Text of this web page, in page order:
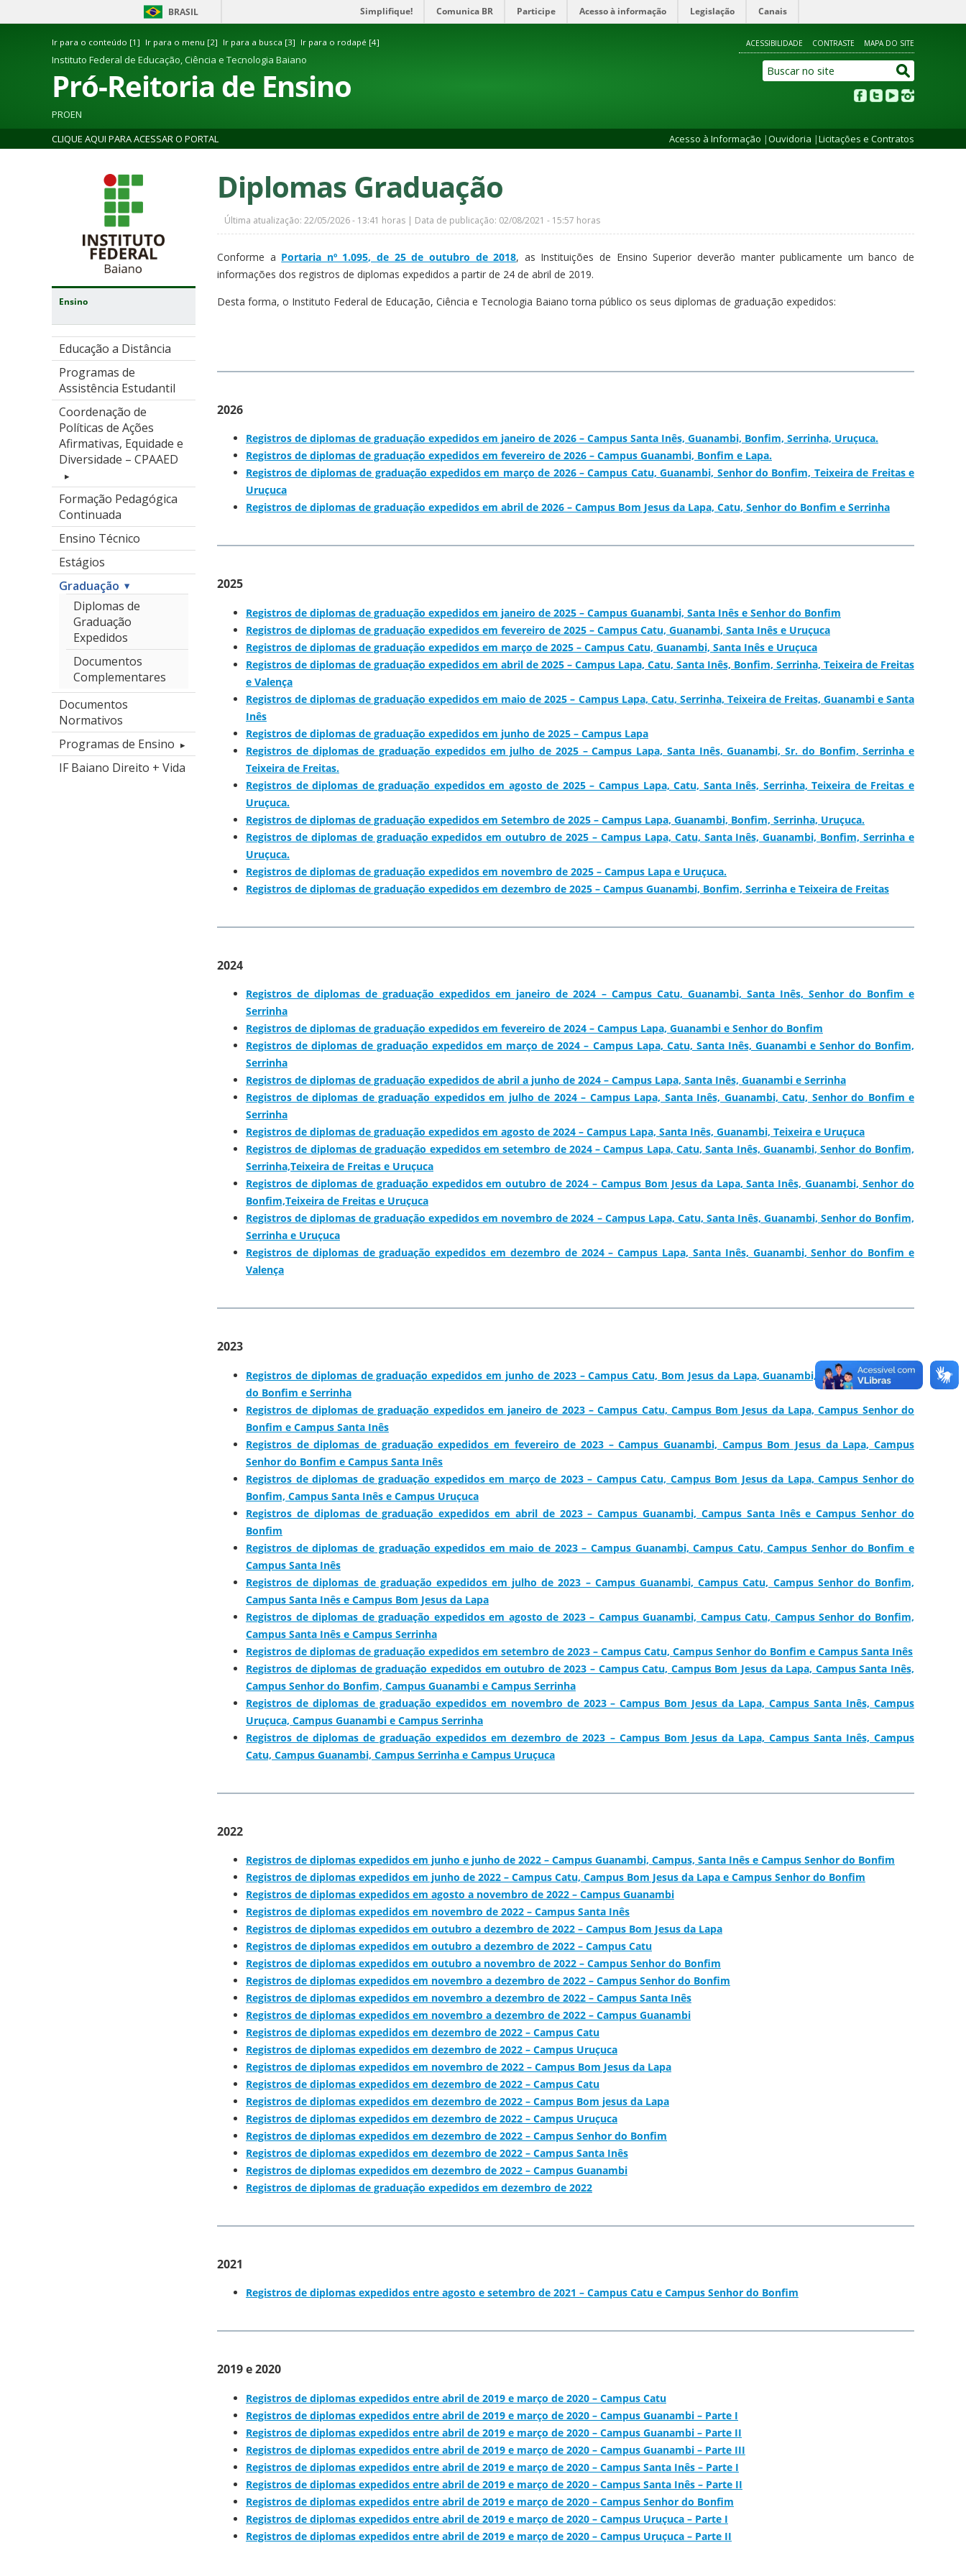
BRASIL Simplifique! Comunica BR Participe Acesso à informação Legislação Canais
Ir para o conteúdo [1] Ir para o menu [2] Ir para a busca [3] Ir para o rodapé [4] ACESSIBILIDADE CONTRASTE MAPA DO SITE
Instituto Federal de Educação, Ciência e Tecnologia Baiano
Pró-Reitoria de Ensino
PROEN
CLIQUE AQUI PARA ACESSAR O PORTAL
Acesso à Informação |Ouvidoria |Licitações e Contratos
Ensino
Educação a Distância
Programas de
Assistência Estudantil
Coordenação de
Políticas de Ações
Afirmativas, Equidade e
Diversidade – CPAAED
Formação Pedagógica
Continuada
Ensino Técnico
Estágios
Graduação
Diplomas de
Graduação
Expedidos
Documentos
Complementares
Documentos
Normativos
Programas de Ensino
IF Baiano Direito + Vida
Diplomas Graduação
Última atualização: 22/05/2026 - 13:41 horas | Data de publicação: 02/08/2021 - 15:57 horas
Conforme a Portaria nº 1.095, de 25 de outubro de 2018, as Instituições de Ensino Superior deverão manter publicamente um banco de
informações dos registros de diplomas expedidos a partir de 24 de abril de 2019.
Desta forma, o Instituto Federal de Educação, Ciência e Tecnologia Baiano torna público os seus diplomas de graduação expedidos:
2026
Registros de diplomas de graduação expedidos em janeiro de 2026 – Campus Santa Inês, Guanambi, Bonfim, Serrinha, Uruçuca.
Registros de diplomas de graduação expedidos em fevereiro de 2026 – Campus Guanambi, Bonfim e Lapa.
Registros de diplomas de graduação expedidos em março de 2026 – Campus Catu, Guanambi, Senhor do Bonfim, Teixeira de Freitas e
Uruçuca
Registros de diplomas de graduação expedidos em abril de 2026 – Campus Bom Jesus da Lapa, Catu, Senhor do Bonfim e Serrinha
2025
Registros de diplomas de graduação expedidos em janeiro de 2025 – Campus Guanambi, Santa Inês e Senhor do Bonfim
Registros de diplomas de graduação expedidos em fevereiro de 2025 – Campus Catu, Guanambi, Santa Inês e Uruçuca
Registros de diplomas de graduação expedidos em março de 2025 – Campus Catu, Guanambi, Santa Inês e Uruçuca
Registros de diplomas de graduação expedidos em abril de 2025 – Campus Lapa, Catu, Santa Inês, Bonfim, Serrinha, Teixeira de Freitas
e Valença
Registros de diplomas de graduação expedidos em maio de 2025 – Campus Lapa, Catu, Serrinha, Teixeira de Freitas, Guanambi e Santa
Inês
Registros de diplomas de graduação expedidos em junho de 2025 – Campus Lapa
Registros de diplomas de graduação expedidos em julho de 2025 – Campus Lapa, Santa Inês, Guanambi, Sr. do Bonfim, Serrinha e
Teixeira de Freitas.
Registros de diplomas de graduação expedidos em agosto de 2025 – Campus Lapa, Catu, Santa Inês, Serrinha, Teixeira de Freitas e
Uruçuca.
Registros de diplomas de graduação expedidos em Setembro de 2025 – Campus Lapa, Guanambi, Bonfim, Serrinha, Uruçuca.
Registros de diplomas de graduação expedidos em outubro de 2025 – Campus Lapa, Catu, Santa Inês, Guanambi, Bonfim, Serrinha e
Uruçuca.
Registros de diplomas de graduação expedidos em novembro de 2025 – Campus Lapa e Uruçuca.
Registros de diplomas de graduação expedidos em dezembro de 2025 – Campus Guanambi, Bonfim, Serrinha e Teixeira de Freitas
2024
Registros de diplomas de graduação expedidos em janeiro de 2024 – Campus Catu, Guanambi, Santa Inês, Senhor do Bonfim e
Serrinha
Registros de diplomas de graduação expedidos em fevereiro de 2024 – Campus Lapa, Guanambi e Senhor do Bonfim
Registros de diplomas de graduação expedidos em março de 2024 – Campus Lapa, Catu, Santa Inês, Guanambi e Senhor do Bonfim,
Serrinha
Registros de diplomas de graduação expedidos de abril a junho de 2024 – Campus Lapa, Santa Inês, Guanambi e Serrinha
Registros de diplomas de graduação expedidos em julho de 2024 – Campus Lapa, Santa Inês, Guanambi, Catu, Senhor do Bonfim e
Serrinha
Registros de diplomas de graduação expedidos em agosto de 2024 – Campus Lapa, Santa Inês, Guanambi, Teixeira e Uruçuca
Registros de diplomas de graduação expedidos em setembro de 2024 – Campus Lapa, Catu, Santa Inês, Guanambi, Senhor do Bonfim,
Serrinha,Teixeira de Freitas e Uruçuca
Registros de diplomas de graduação expedidos em outubro de 2024 – Campus Bom Jesus da Lapa, Santa Inês, Guanambi, Senhor do
Bonfim,Teixeira de Freitas e Uruçuca
Registros de diplomas de graduação expedidos em novembro de 2024 – Campus Lapa, Catu, Santa Inês, Guanambi, Senhor do Bonfim,
Serrinha e Uruçuca
Registros de diplomas de graduação expedidos em dezembro de 2024 – Campus Lapa, Santa Inês, Guanambi, Senhor do Bonfim e
Valença
2023
Registros de diplomas de graduação expedidos em junho de 2023 – Campus Catu, Bom Jesus da Lapa, Guanambi, Santa Inês, Senhor
do Bonfim e Serrinha
Registros de diplomas de graduação expedidos em janeiro de 2023 – Campus Catu, Campus Bom Jesus da Lapa, Campus Senhor do
Bonfim e Campus Santa Inês
Registros de diplomas de graduação expedidos em fevereiro de 2023 – Campus Guanambi, Campus Bom Jesus da Lapa, Campus
Senhor do Bonfim e Campus Santa Inês
Registros de diplomas de graduação expedidos em março de 2023 – Campus Catu, Campus Bom Jesus da Lapa, Campus Senhor do
Bonfim, Campus Santa Inês e Campus Uruçuca
Registros de diplomas de graduação expedidos em abril de 2023 – Campus Guanambi, Campus Santa Inês e Campus Senhor do
Bonfim
Registros de diplomas de graduação expedidos em maio de 2023 – Campus Guanambi, Campus Catu, Campus Senhor do Bonfim e
Campus Santa Inês
Registros de diplomas de graduação expedidos em julho de 2023 – Campus Guanambi, Campus Catu, Campus Senhor do Bonfim,
Campus Santa Inês e Campus Bom Jesus da Lapa
Registros de diplomas de graduação expedidos em agosto de 2023 – Campus Guanambi, Campus Catu, Campus Senhor do Bonfim,
Campus Santa Inês e Campus Serrinha
Registros de diplomas de graduação expedidos em setembro de 2023 – Campus Catu, Campus Senhor do Bonfim e Campus Santa Inês
Registros de diplomas de graduação expedidos em outubro de 2023 – Campus Catu, Campus Bom Jesus da Lapa, Campus Santa Inês,
Campus Senhor do Bonfim, Campus Guanambi e Campus Serrinha
Registros de diplomas de graduação expedidos em novembro de 2023 – Campus Bom Jesus da Lapa, Campus Santa Inês, Campus
Uruçuca, Campus Guanambi e Campus Serrinha
Registros de diplomas de graduação expedidos em dezembro de 2023 – Campus Bom Jesus da Lapa, Campus Santa Inês, Campus
Catu, Campus Guanambi, Campus Serrinha e Campus Uruçuca
2022
Registros de diplomas expedidos em junho e junho de 2022 – Campus Guanambi, Campus, Santa Inês e Campus Senhor do Bonfim
Registros de diplomas expedidos em junho de 2022 – Campus Catu, Campus Bom Jesus da Lapa e Campus Senhor do Bonfim
Registros de diplomas expedidos em agosto a novembro de 2022 – Campus Guanambi
Registros de diplomas expedidos em novembro de 2022 – Campus Santa Inês
Registros de diplomas expedidos em outubro a dezembro de 2022 – Campus Bom Jesus da Lapa
Registros de diplomas expedidos em outubro a dezembro de 2022 – Campus Catu
Registros de diplomas expedidos em outubro a novembro de 2022 – Campus Senhor do Bonfim
Registros de diplomas expedidos em novembro a dezembro de 2022 – Campus Senhor do Bonfim
Registros de diplomas expedidos em novembro a dezembro de 2022 – Campus Santa Inês
Registros de diplomas expedidos em novembro a dezembro de 2022 – Campus Guanambi
Registros de diplomas expedidos em dezembro de 2022 – Campus Catu
Registros de diplomas expedidos em dezembro de 2022 – Campus Uruçuca
Registros de diplomas expedidos em novembro de 2022 – Campus Bom Jesus da Lapa
Registros de diplomas expedidos em dezembro de 2022 – Campus Catu
Registros de diplomas expedidos em dezembro de 2022 – Campus Bom jesus da Lapa
Registros de diplomas expedidos em dezembro de 2022 – Campus Uruçuca
Registros de diplomas expedidos em dezembro de 2022 – Campus Senhor do Bonfim
Registros de diplomas expedidos em dezembro de 2022 – Campus Santa Inês
Registros de diplomas expedidos em dezembro de 2022 – Campus Guanambi
Registros de diplomas de graduação expedidos em dezembro de 2022
2021
Registros de diplomas expedidos entre agosto e setembro de 2021 – Campus Catu e Campus Senhor do Bonfim
2019 e 2020
Registros de diplomas expedidos entre abril de 2019 e março de 2020 – Campus Catu
Registros de diplomas expedidos entre abril de 2019 e março de 2020 – Campus Guanambi – Parte I
Registros de diplomas expedidos entre abril de 2019 e março de 2020 – Campus Guanambi – Parte II
Registros de diplomas expedidos entre abril de 2019 e março de 2020 – Campus Guanambi – Parte III
Registros de diplomas expedidos entre abril de 2019 e março de 2020 – Campus Santa Inês – Parte I
Registros de diplomas expedidos entre abril de 2019 e março de 2020 – Campus Santa Inês – Parte II
Registros de diplomas expedidos entre abril de 2019 e março de 2020 – Campus Senhor do Bonfim
Registros de diplomas expedidos entre abril de 2019 e março de 2020 – Campus Uruçuca – Parte I
Registros de diplomas expedidos entre abril de 2019 e março de 2020 – Campus Uruçuca – Parte II